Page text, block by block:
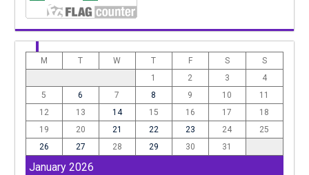
January 2026
M T W T F S
S
1
2 3
4
5
6 7 8 9 10
11
12
13 14 15 16 17
18
19
20 21 22 23 24
25
26
27 28 29 30 31